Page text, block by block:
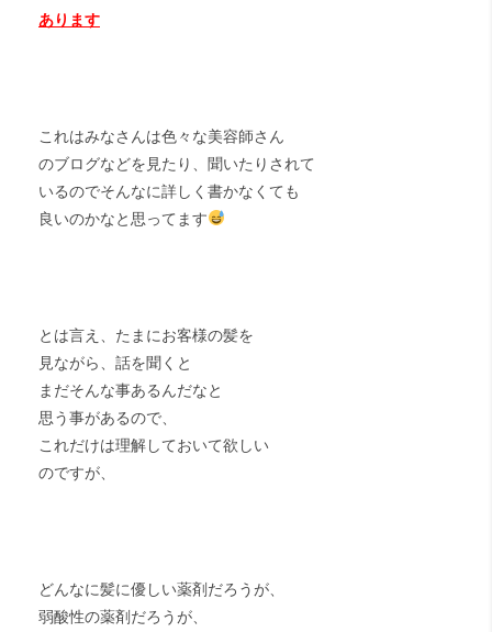
あります
これはみなさんは色々な美容師さん
のブログなどを見たり、聞いたりされて
いるのでそんなに詳しく書かなくても
良いのかなと思ってます
とは言え、たまにお客様の髪を
見ながら、話を聞くと
まだそんな事あるんだなと
思う事があるので、
これだけは理解しておいて欲しい
のですが、
どんなに髪に優しい薬剤だろうが、
弱酸性の薬剤だろうが、